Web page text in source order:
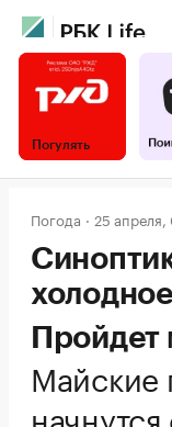
Погулять
Погода 25 апреля,
Пройдет
Майские